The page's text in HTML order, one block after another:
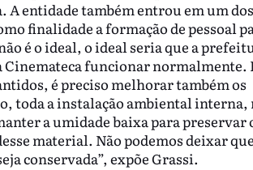
A entidade também entrou em um dos
finalidade a formação de pessoal
é o ideal, o ideal seria que a
funcionar normalmente.
é preciso melhorar também os
toda a instalação ambiental interna,
a umidade baixa para preservar
material. Não podemos deixar
conservada”, expõe Grassi.